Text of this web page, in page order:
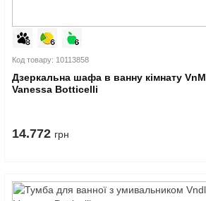
Код товару: 10113858
Дзеркальна шафа в ванну кімнату
Vanessa Botticelli
14.772 грн